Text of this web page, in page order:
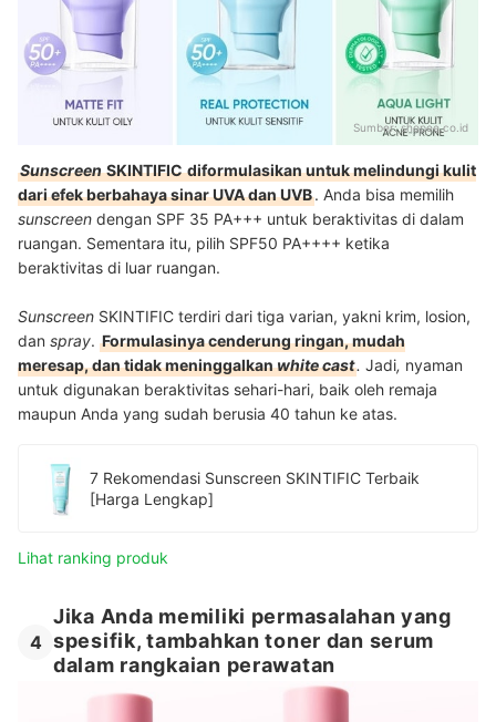
Sumber:shopee.co.id
Sunscreen SKINTIFIC diformulasikan untuk melindungi kulit
dari efek berbahaya sinar UVA dan UVB. Anda bisa memilih
sunscreen dengan SPF 35 PA+++ untuk beraktivitas di dalam
ruangan. Sementara itu, pilih SPF50 PA++++ ketika
beraktivitas di luar ruangan.
Sunscreen SKINTIFIC terdiri dari tiga varian, yakni krim, losion,
dan spray. Formulasinya cenderung ringan, mudah
meresap, dan tidak meninggalkanwhite cast. Jadi, nyaman
untuk digunakan beraktivitas sehari-hari, baik oleh remaja
maupun Anda yang sudah berusia 40 tahun ke atas.
7 Rekomendasi Sunscreen SKINTIFIC Terbaik
[Harga Lengkap]
Lihat ranking produk
4
Jika Anda memiliki permasalahan yang
spesifik, tambahkan toner dan serum
dalam rangkaian perawatan